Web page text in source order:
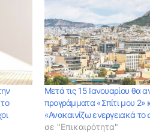
Μετά τις 15 Ιανουαρίου θα
προγράμματα «Σπίτι μου 2»
«Ανακαινίζω ενεργειακά το
σε "Επικαιρότητα"